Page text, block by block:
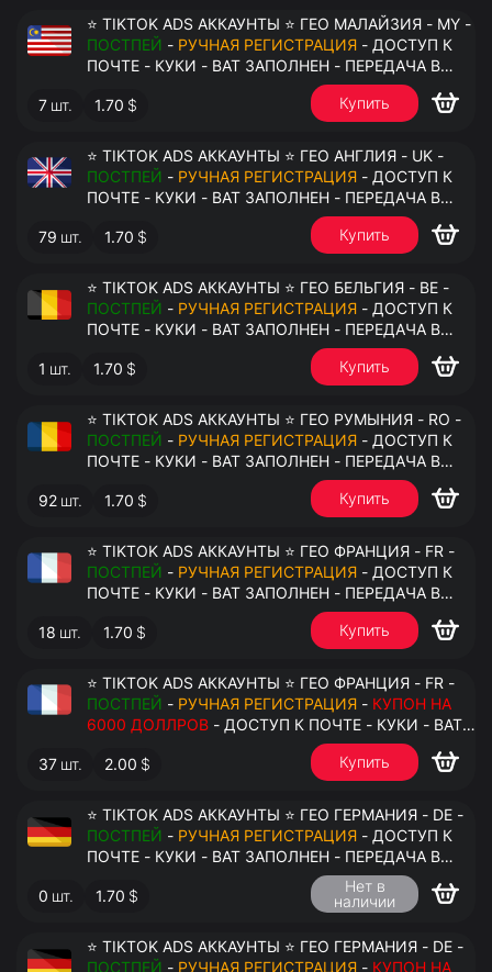
⭐ TIKTOK ADS АККАУНТЫ ⭐ ГЕО МАЛАЙЗИЯ - MY -
ПОСТПЕЙ - РУЧНАЯ РЕГИСТРАЦИЯ - ДОСТУП К
ПОЧТЕ - КУКИ - ВАТ ЗАПОЛНЕН - ПЕРЕДАЧА В
7 шт. 1.70 $ Купить
⭐ TIKTOK ADS АККАУНТЫ ⭐ ГЕО АНГЛИЯ - UK -
ПОСТПЕЙ - РУЧНАЯ РЕГИСТРАЦИЯ - ДОСТУП К
ПОЧТЕ - КУКИ - ВАТ ЗАПОЛНЕН - ПЕРЕДАЧА В
79 шт. 1.70 $ Купить
⭐ TIKTOK ADS АККАУНТЫ ⭐ ГЕО БЕЛЬГИЯ - BE -
ПОСТПЕЙ - РУЧНАЯ РЕГИСТРАЦИЯ - ДОСТУП К
ПОЧТЕ - КУКИ - ВАТ ЗАПОЛНЕН - ПЕРЕДАЧА В
1 шт. 1.70 $ Купить
⭐ TIKTOK ADS АККАУНТЫ ⭐ ГЕО РУМЫНИЯ - RO -
ПОСТПЕЙ - РУЧНАЯ РЕГИСТРАЦИЯ - ДОСТУП К
ПОЧТЕ - КУКИ - ВАТ ЗАПОЛНЕН - ПЕРЕДАЧА В
92 шт. 1.70 $ Купить
⭐ TIKTOK ADS АККАУНТЫ ⭐ ГЕО ФРАНЦИЯ - FR -
ПОСТПЕЙ - РУЧНАЯ РЕГИСТРАЦИЯ
ПОЧТЕ - КУКИ - ВАТ ЗАПОЛНЕН - ПЕРЕДАЧА В
18 шт. 1.70 $ Купить
⭐ TIKTOK ADS АККАУНТЫ ⭐ ГЕО ФРАНЦИЯ - FR -
ПОСТПЕЙ - РУЧНАЯ РЕГИСТРАЦИЯ - КУПОН НА
6000 ДОЛЛРОВ - ДОСТУП К ПОЧТЕ - КУКИ - ВАТ
ЗАПОЛНЕН - ПЕРЕДАЧА В АНТИДЕТЕКТ
37 шт. 2.00 $ Купить
⭐ TIKTOK ADS АККАУНТЫ ⭐ ГЕО ГЕРМАНИЯ - DE -
ПОСТПЕЙ - РУЧНАЯ РЕГИСТРАЦИЯ - ДОСТУП К
ПОЧТЕ - КУКИ - ВАТ ЗАПОЛНЕН - ПЕРЕДАЧА В
0 шт. 1.70 $
Нет в
наличии
⭐ TIKTOK ADS АККАУНТЫ ⭐ ГЕО ГЕРМАНИЯ - DE -
ПОСТПЕЙ - РУЧНАЯ РЕГИСТРАЦИЯ - КУПОН НА